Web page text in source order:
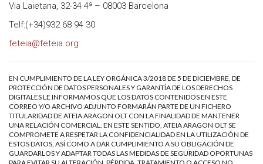
Via Laietana, 32-34 4ª – 08003 Barcelona
Telf:(+34)932 68 94 30
feteia@feteia.org
EN CUMPLIMIENTO DE LA LEY ORGÁNICA 3/2018 DE 5 DE DICIEMBRE, DE
PROTECCIÓN DE DATOS PERSONALES Y GARANTÍA DE LOS DERECHOS
DIGITALES LE INFORMAMOS QUE LOS DATOS CONTENIDOS EN ESTE
CORREO Y/O ARCHIVO ADJUNTO FORMARÁN PARTE DE UN FICHERO
TITULARIDAD DE ATEIA ARAGON OLT CON LA FINALIDAD DE MANTENER
UNA RELACIÓN COMERCIAL. EN ESTE SENTIDO, ATEIA ARAGON OLT SE
COMPROMETE A RESPETAR LA CONFIDENCIALIDAD EN LA UTILIZACIÓN DE
ESTOS DATOS, ASÍ COMO A DAR CUMPLIMIENTO A SU OBLIGACIÓN DE
GUARDARLOS Y ADAPTAR TODAS LAS MEDIDAS DE SEGURIDAD OPORTUNAS